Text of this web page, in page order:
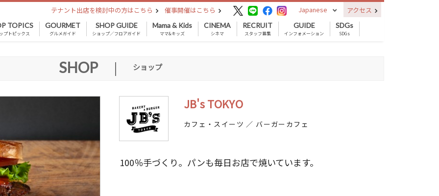
テナント出店を検討中の方はこちら 催事開催はこちら Japanese アクセス
TOPICS
プトピックス
GOURMET
グルメガイド
SHOP GUIDE
ショップ／フロアガイド
Mama & Kids
ママ&キッズ
CINEMA
シネマ
RECRUIT
スタッフ募集
GUIDE
インフォメーション
SDGs
SDGs
SHOP | ショップ
JB's TOKYO
カフェ・スイーツ ／ バーガーカフェ
100％手づくり。パンも毎日お店で焼いています。